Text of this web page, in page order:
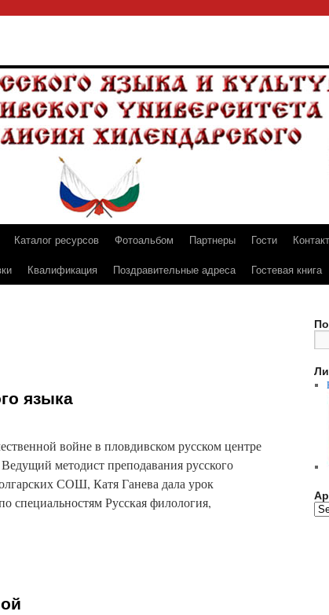
Каталог ресурсов Фотоальбом Партнеры Гости
Квалификация Поздравительные адреса Гостевая книга
языка
войне в пловдивском русском центре
методист преподавания русского
СОШ, Катя Ганева дала урок
специальностям Русская филология,